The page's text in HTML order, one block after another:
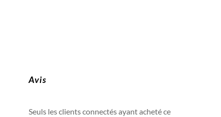
Avis
Seuls les clients connectés ayant acheté ce